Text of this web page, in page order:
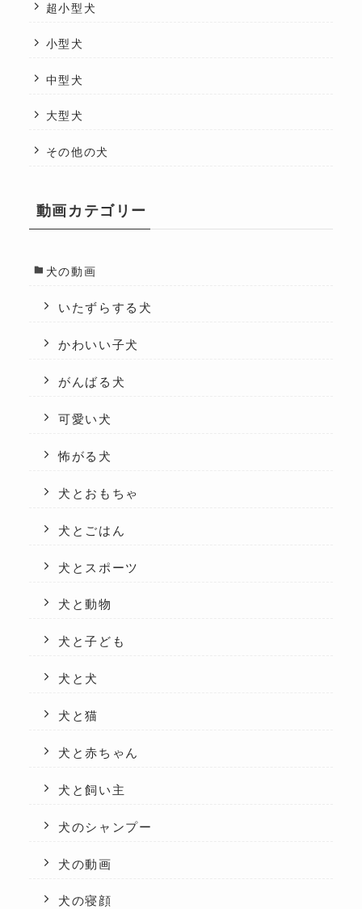
超小型犬
小型犬
中型犬
大型犬
その他の犬
動画カテゴリー
犬の動画
いたずらする犬
かわいい子犬
がんばる犬
可愛い犬
怖がる犬
犬とおもちゃ
犬とごはん
犬とスポーツ
犬と動物
犬と子ども
犬と犬
犬と猫
犬と赤ちゃん
犬と飼い主
犬のシャンプー
犬の動画
犬の寝顔